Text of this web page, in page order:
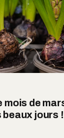
mois de
beaux jours !